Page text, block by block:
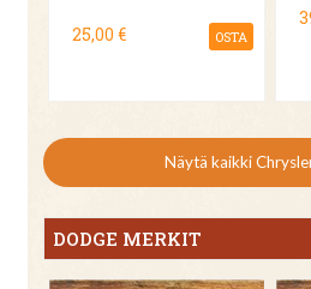
25,00 € OSTA
Näytä kaikki
DODGE MERKIT